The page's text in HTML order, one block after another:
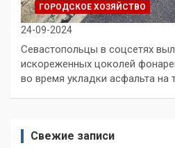
ГОРОДСКОЕ ХОЗЯЙСТВО
24-09-2024
Севастопольцы в соцсетях
искореженных цоколей
во время укладки асфальта на
Свежие записи